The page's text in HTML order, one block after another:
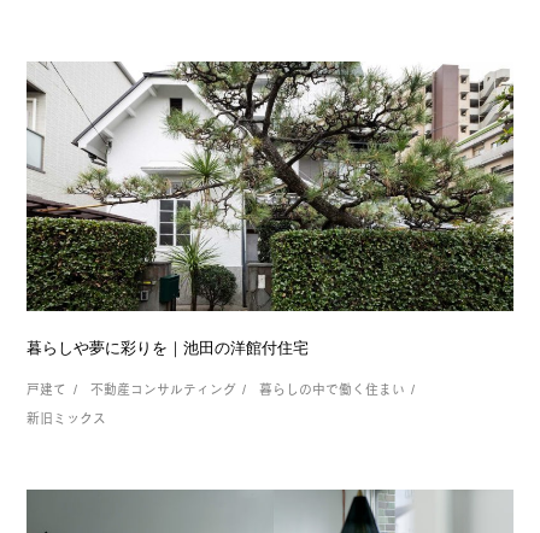
暮らしや夢に彩りを｜池田の洋館付住宅
戸建て 不動産コンサルティング 暮らしの中で働く住まい
新旧ミックス